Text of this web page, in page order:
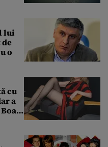
lui
o
cu
a